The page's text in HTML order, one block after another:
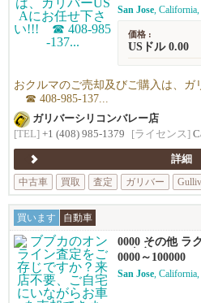
San Jose,
価格 :
USドル 0.00
おクルマのご売却及びご購入は、
☎ 408-985-137...
ガリバーシリコンバレー店
[TEL] +1 (408) 985-1379 [ライセンス]
詳細
中古車
買取 査定 ガリバー
買います 自動車
0000 その他 ラ
ン査定！
0000～100000
San Jose,